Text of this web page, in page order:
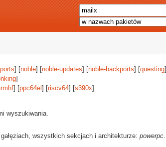
] [noble] [noble-updates] [noble-backports] [questing
]
] [ppc64el ] [riscv64] [s390x]
wyszukiwania.
wszystkich sekcjach i architekturze: powerpc.